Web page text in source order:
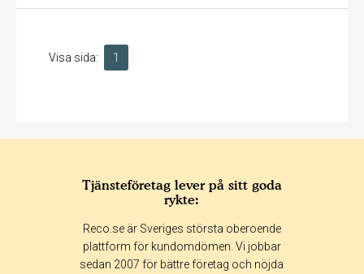
Visa sida: 1
Tjänsteföretag lever på sitt goda
rykte:
Reco.se är Sveriges största oberoende
plattform för kundomdömen. Vi jobbar
sedan 2007 för bättre företag och nöjda